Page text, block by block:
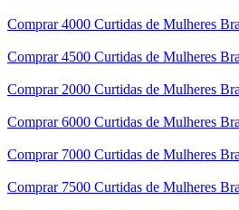
Comprar 4000 Curtidas de Mulheres
Comprar 4500 Curtidas de Mulheres
Comprar 2000 Curtidas de Mulheres
Comprar 6000 Curtidas de Mulheres
Comprar 7000 Curtidas de Mulheres
Comprar 7500 Curtidas de Mulheres